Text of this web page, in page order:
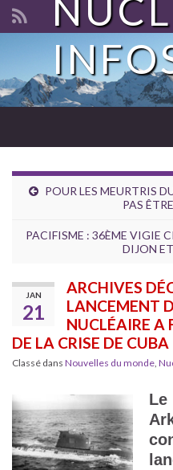
Search for:
POUR LES MEURTRIS
PAS
PACIFISME : 36ÈME VIGIE
DIJON
JAN
21
ARCHIVES
LANCEMENT
NUCLÉAIRE A
DE LA CRISE DE CUBA
Classé dans Nouvelles du monde,